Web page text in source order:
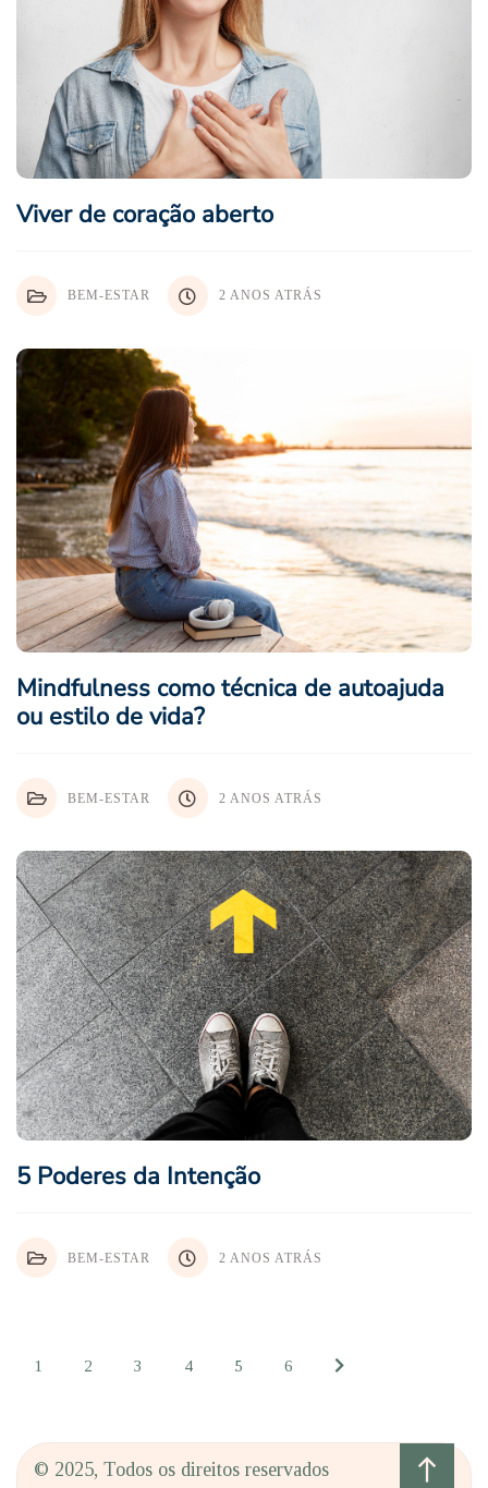
Viver de coração aberto
BEM-ESTAR 2 ANOS ATRÁS
Mindfulness como técnica de autoajuda
ou estilo de vida?
BEM-ESTAR 2 ANOS ATRÁS
5 Poderes da Intenção
BEM-ESTAR 2 ANOS ATRÁS
1 2 3 4 5 6
© 2025, Todos os direitos reservados north